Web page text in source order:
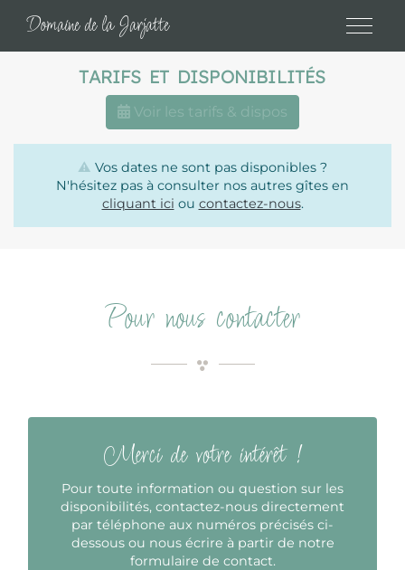
Domaine de la Jarjatte
TARIFS ET DISPONIBILITÉS
Voir les tarifs & dispos
⚠️ Vos dates ne sont pas disponibles ?
N'hésitez pas à consulter nos autres gîtes en
cliquant ici ou contactez-nous.
Pour nous contacter
Merci de votre intérêt !
Pour toute information ou question sur les
disponibilités, contactez-nous directement
par téléphone aux numéros précisés ci-
dessous ou nous écrire à partir de notre
formulaire de contact.